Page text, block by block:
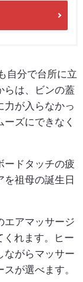
自分で台所に立
らは、ビンの蓋
力が入らなかっ
ズにできなく
ードタッチの疲
を祖母の誕生日
エアマッサージ
くれます。ヒー
ながらマッサー
が選べます。